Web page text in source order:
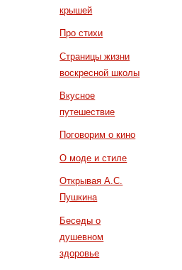
крышей
Про стихи
Страницы жизни
воскресной школы
Вкусное
путешествие
Поговорим о кино
О моде и стиле
Открывая А.С.
Пушкина
Беседы о
душевном
здоровье